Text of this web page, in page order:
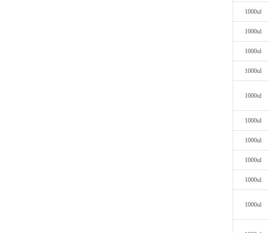
1000ul
1000ul
1000ul
1000ul
1000ul
1000ul
1000ul
1000ul
1000ul
1000ul